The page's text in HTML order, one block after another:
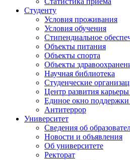
Студенту
Условия проживания
Условия обучения
Стипендиальное
Объекты питания
Объекты спорта
Объекты
Научная библиотека
Студенческие
Центр развития
Единое окно поддержки
Антитеррор
Университет
Сведения об
Новости и объявления
Об университете
Ректорат